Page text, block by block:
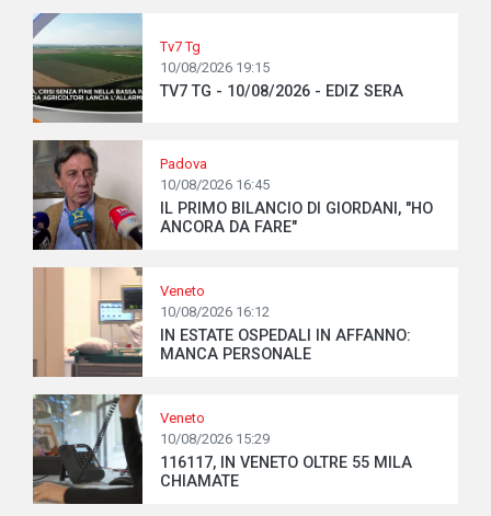
Tv7 Tg
10/08/2026 19:15
TV7 TG - 10/08/2026 - EDIZ SERA
Padova
10/08/2026 16:45
IL PRIMO BILANCIO DI GIORDANI, "HO
ANCORA DA FARE"
Veneto
10/08/2026 16:12
IN ESTATE OSPEDALI IN AFFANNO:
MANCA PERSONALE
Veneto
10/08/2026 15:29
116117, IN VENETO OLTRE 55 MILA
CHIAMATE